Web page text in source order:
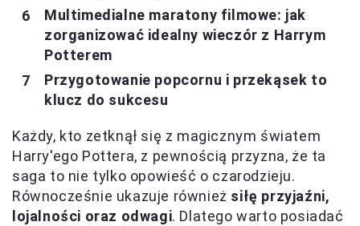
Multimedialne maratony filmowe: jak
zorganizować idealny wieczór z Harrym
Potterem
Przygotowanie popcornu i przekąsek to
klucz do sukcesu
Każdy, kto zetknął się z magicznym światem
Harry'ego Pottera, z pewnością przyzna, że ta
saga to nie tylko opowieść o czarodzieju.
Równocześnie ukazuje również siłę przyjaźni,
lojalności oraz odwagi. Dlatego warto posiadać